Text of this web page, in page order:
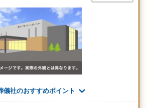
儀社のおすすめポイント